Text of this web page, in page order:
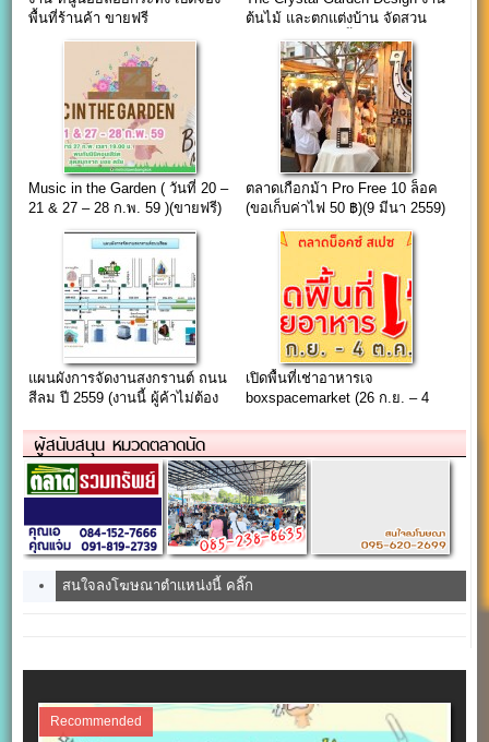
พื้นที่ร้านค้า ขายฟรี
ต้นไม้ และตกแต่งบ้าน จัดสวน
Music in the Garden ( วันที่ 20 –
21 & 27 – 28 ก.พ. 59 )(ขายฟรี)
ตลาดเกือกม้า Pro Free 10 ล็อค
(ขอเก็บค่าไฟ 50 ฿)(9 มีนา 2559)
แผนผังการจัดงานสงกรานต์ ถนน
สีลม ปี 2559 (งานนี้ ผู้ค้าไม่ต้อง
เปิดพื้นที่เช่าอาหารเจ
boxspacemarket (26 ก.ย. – 4
ผู้สนับสนุน หมวดตลาดนัด
สนใจลงโฆษณาตำแหน่งนี้ คลิ๊ก
Recommended